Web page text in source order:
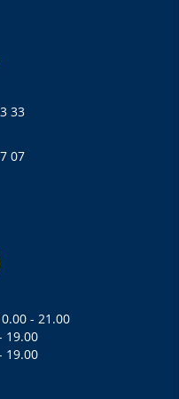
33
07
- 21.00
19.00
19.00